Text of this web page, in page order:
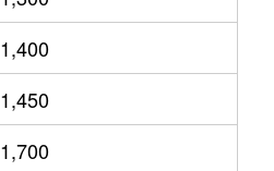
1,400
1,450
1,700